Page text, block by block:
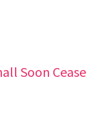
Soon Cease